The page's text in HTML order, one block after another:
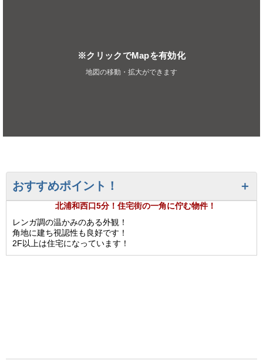
※クリックでMapを有効化
地図の移動・拡大ができます
おすすめポイント！
北浦和西口5分！住宅街の一角に佇む物件！
レンガ調の温かみのある外観！
角地に建ち視認性も良好です！
2F以上は住宅になっています！